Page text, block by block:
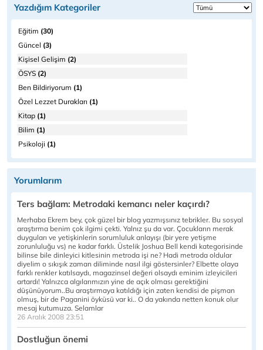
Yazdığım Kategoriler
Eğitim (30)
Güncel (3)
Kişisel Gelişim (2)
ÖSYS (2)
Ben Bildiriyorum (1)
Özel Lezzet Durakları (1)
Kitap (1)
Bilim (1)
Psikoloji (1)
Yorumlarım
Ters bağlam: Metrodaki kemancı neler kaçırdı?
Merhaba Ekrem bey, çok güzel bir blog yazmışsınız tebrikler. Bu sosyal
araştırma benim çok ilgimi çekti. Yalnız şu da var. Çocukların merak
duyguları ve yetişkinlerin sorumluluk anlayışı (bir yere yetişme
zorunluluğu vs) ne kadar farklı. Üstelik Joshua Bell kendi kategorisinde
bilinse bile dinleyici kitlesinin metroda işi ne? Hadi metroda oldular
diyelim o sıkışık zaman diliminde nasıl ilgi göstersinler? Elbette olaya
farklı renkler katılsaydı, magazinsel değeri olsaydı eminim izleyicileri
artardı! Yalnızca algılarımızın yine de açık olması gerektiğini
düşünüyorum..Bu araştırmaya katıldığı için zaten kendisi de pişman
olmuş, bir de Paganini öyküsü var ki.. O da yakında netten konuk olur
mesaj kutumuza. Selamlar
26 Aralık 2008 23:51
Dostluğun önemi